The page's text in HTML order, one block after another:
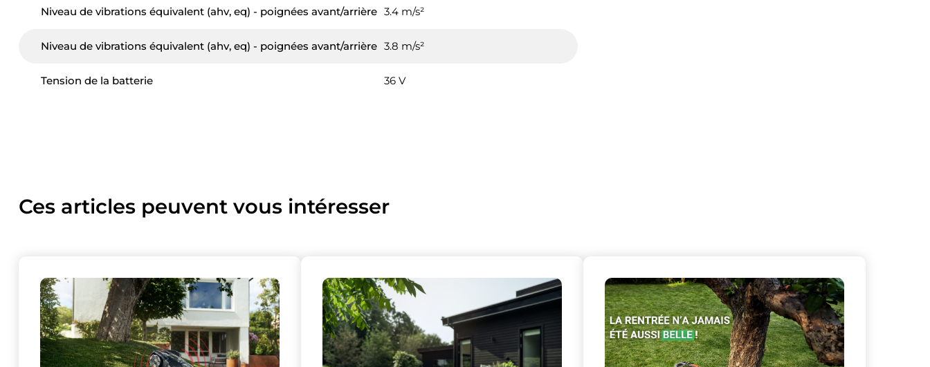
Nos partenaires
Mesure d'audience
Tout accepter Tout refuser Personnaliser
Niveau de vibrations équivalent (ahv, eq) - poignées avant/arrière 3.4 m/s²
Niveau de vibrations équivalent (ahv, eq) - poignées avant/arrière 3.8 m/s²
Tension de la batterie 36 V
Ces articles peuvent vous intéresser